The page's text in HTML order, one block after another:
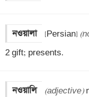
নওয়ালা [Persian]
2 gift; presents.
নওয়ালি (adjective)